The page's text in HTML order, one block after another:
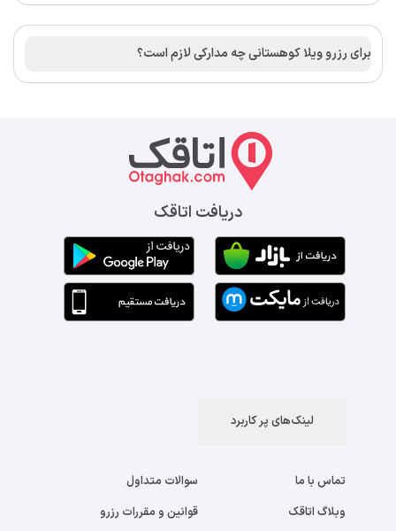
برای رزرو ویلا کوهستانی چه مدارکی لازم است؟
دریافت اتاقک
لینک‌های پر کاربرد
تماس با ما
وبلاگ اتاقک
سوالات متداول
قوانین و مقررات رزرو